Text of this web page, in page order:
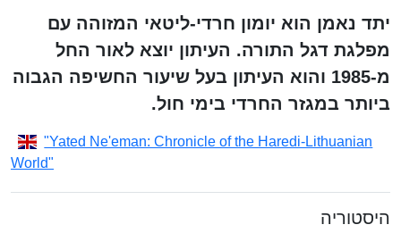
יתד נאמן הוא יומון חרדי-ליטאי המזוהה עם
מפלגת דגל התורה. העיתון יוצא לאור החל
מ-1985 והוא העיתון בעל שיעור החשיפה הגבוה
ביותר במגזר החרדי בימי חול.
"Yated Ne'eman: Chronicle of the Haredi-Lithuanian
World"
היסטוריה